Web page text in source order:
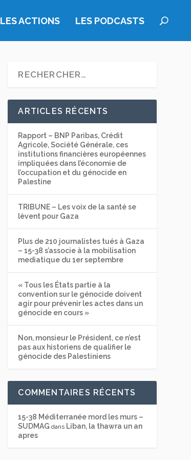
LES ACTIONS LES PODCASTS
ARTICLES RÉCENTS
Rapport – BNP Paribas, Crédit
Agricole, Société Générale, ces
institutions financières européennes
impliquées dans l’économie de
l’occupation et du génocide en
Palestine
TRIBUNE – Les voix de la santé se
lèvent pour Gaza
Plus de 210 journalistes tués à Gaza
– 15-38 s’associe à la mobilisation
mediatique du 1er septembre
« Tous les États partie à la
convention sur le génocide doivent
agir pour prévenir les actes dans un
génocide en cours »
Non, monsieur le Président, ce n’est
pas aux historiens de qualifier le
génocide des Palestiniens
COMMENTAIRES RÉCENTS
15-38 Méditerranée mord les murs –
SUDMAG dans Liban, la thawra un an
apres